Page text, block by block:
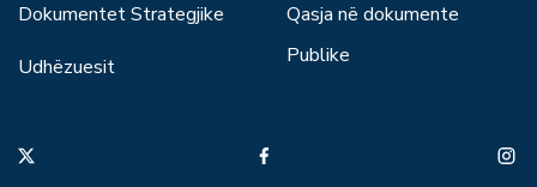
Dokumentet Strategjike
Udhëzuesit
Qasja në dokumente
Publike